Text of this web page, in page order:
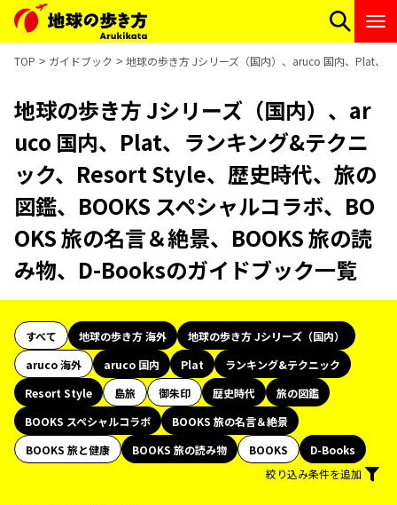
TOP ガイドブック 地球の歩き方 Jシリーズ（国内）、aruco 国内、Plat、
地球の歩き方 Jシリーズ（国内）、ar
uco 国内、Plat、ランキング&テクニ
ック、Resort Style、歴史時代、旅の
図鑑、BOOKS スペシャルコラボ、BO
OKS 旅の名言＆絶景、BOOKS 旅の読
み物、D-Booksのガイドブック一覧
すべて 地球の歩き方 海外
地球の歩き方 Jシリーズ（国内）
aruco 海外
aruco 国内 Plat
ランキング&テクニック
Resort Style
島旅 御朱印 歴史時代
旅の図鑑
BOOKS スペシャルコラボ
BOOKS 旅の名言＆絶景
BOOKS 旅と健康
BOOKS 旅の読み物 BOOKS
D-Books
絞り込み条件を追加